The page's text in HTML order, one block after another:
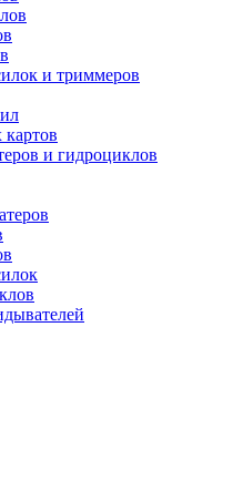
и триммеров
и гидроциклов